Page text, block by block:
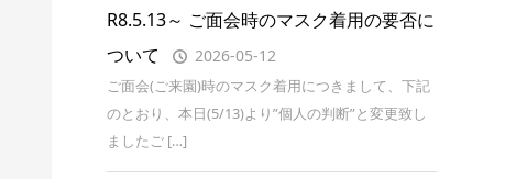
R8.5.13～ ご面会時のマスク着用の要否に
ついて
2026-05-12
ご面会(ご来園)時のマスク着用につきまして、下記
のとおり、本日(5/13)より”個人の判断”と変更致し
ましたご […]